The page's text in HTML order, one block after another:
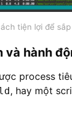
tiện lợi để
và hành
process
, hay một